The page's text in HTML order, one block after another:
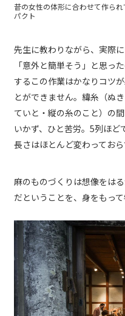
昔の女性の体形に合わせて作ら
パクト
先生に教わりながら、実際
「意外と簡単そう」と思っ
するこの作業はかなりコツ
とができません。緯糸（ぬ
ていと・縦の糸のこと）の
いかず、ひと苦労。5列ほど
長さはほとんど変わってお
麻のものづくりは想像をは
だということを、身をもっ